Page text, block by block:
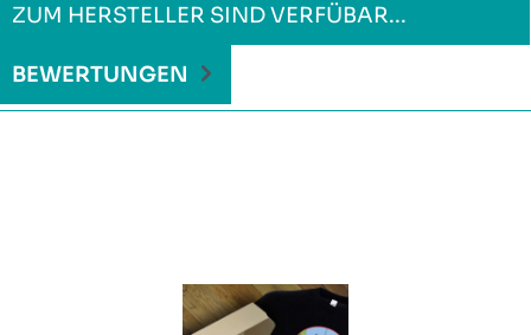
ZUM HERSTELLER SIND VERFÜBAR...
BEWERTUNGEN